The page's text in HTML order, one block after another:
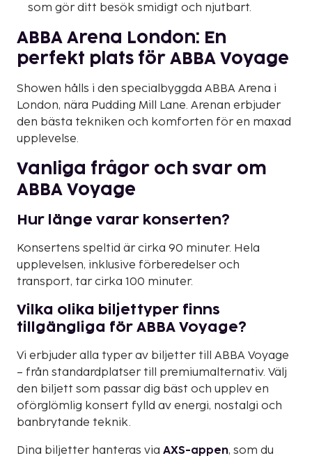
som gör ditt besök smidigt och njutbart.
ABBA Arena London: En
perfekt plats för ABBA Voyage
Showen hålls i den specialbyggda ABBA Arena i
London, nära Pudding Mill Lane. Arenan erbjuder
den bästa tekniken och komforten för en maxad
upplevelse.
Vanliga frågor och svar om
ABBA Voyage
Hur länge varar konserten?
Konsertens speltid är cirka 90 minuter. Hela
upplevelsen, inklusive förberedelser och
transport, tar cirka 100 minuter.
Vilka olika biljettyper finns
tillgängliga för ABBA Voyage?
Vi erbjuder alla typer av biljetter till ABBA Voyage
– från standardplatser till premiumalternativ. Välj
den biljett som passar dig bäst och upplev en
oförglömlig konsert fylld av energi, nostalgi och
banbrytande teknik.
Dina biljetter hanteras via AXS-appen, som du